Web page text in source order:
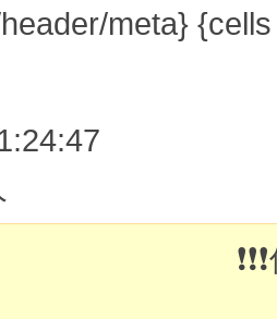
meta}